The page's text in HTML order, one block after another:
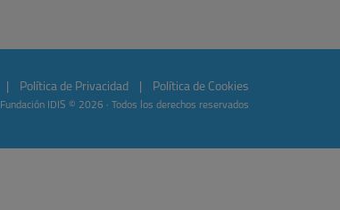
Política de Privacidad Política de Cookies
Fundación IDIS © 2026 · Todos los derechos reservados